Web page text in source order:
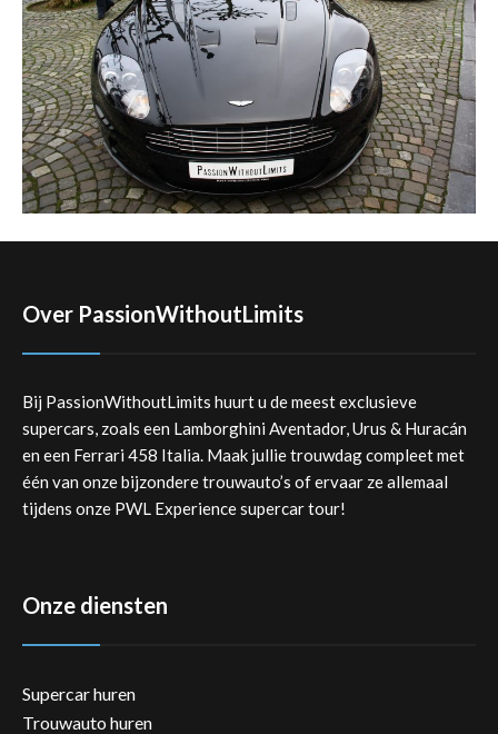
Over PassionWithoutLimits
Bij PassionWithoutLimits huurt u de meest exclusieve
supercars, zoals een Lamborghini Aventador, Urus & Huracán
en een Ferrari 458 Italia. Maak jullie trouwdag compleet met
één van onze bijzondere trouwauto’s of ervaar ze allemaal
tijdens onze PWL Experience supercar tour!
Onze diensten
Supercar huren
Trouwauto huren